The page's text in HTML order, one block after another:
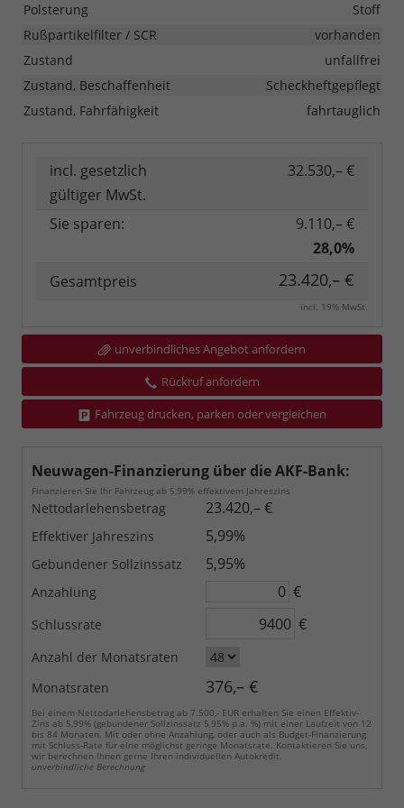
Polsterung
Stoff
Rußpartikelfilter / SCR
vorhanden
Zustand
unfallfrei
Zustand, Beschaffenheit
Scheckheftgepflegt
Zustand, Fahrfähigkeit
fahrtauglich
incl. gesetzlich
gültiger MwSt.
32.530,– €
Sie sparen:
9.110,– €
28,0%
Gesamtpreis
23.420,– €
incl. 19% MwSt.
unverbindliches Angebot anfordern
Rückruf anfordern
Fahrzeug drucken, parken oder vergleichen
Neuwagen-Finanzierung über die AKF-Bank:
Finanzieren Sie Ihr Fahrzeug ab 5,99% effektivem Jahreszins
Nettodarlehensbetrag 23.420,– €
Effektiver Jahreszins 5,99%
Gebundener Sollzinssatz 5,95%
Anzahlung €
Schlussrate €
Anzahl der Monatsraten
Monatsraten
376,– €
Bei einem Nettodarlehensbetrag ab 7.500,- EUR erhalten Sie einen Effektiv-
Zins ab 5,99% (gebundener Sollzinssatz 5,95% p.a. %) mit einer Laufzeit von 12
bis 84 Monaten. Mit oder ohne Anzahlung, oder auch als Budget-Finanzierung
mit Schluss-Rate für eine möglichst geringe Monatsrate. Kontaktieren Sie uns,
wir berechnen Ihnen gerne Ihren individuellen Autokredit.
unverbindliche Berechnung